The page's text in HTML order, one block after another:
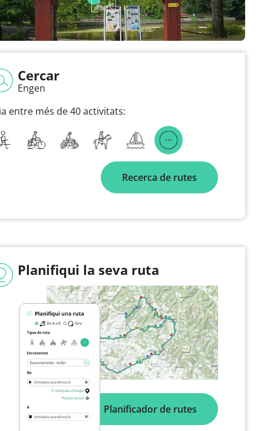
Cercar
Engen
entre més de 40 activitats:
Recerca de rutes
Planifiqui la seva ruta
Planificador de rutes